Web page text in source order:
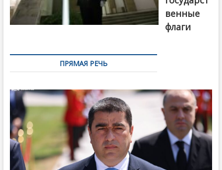
венные
флаги
ПРЯМАЯ РЕЧЬ